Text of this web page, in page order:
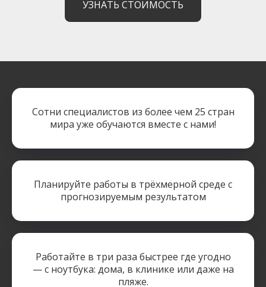
УЗНАТЬ СТОИМОСТЬ
Сотни специалистов из более чем 25 стран
мира уже обучаются вместе с нами!
Планируйте работы в трёхмерной среде с
прогнозируемым результатом
Работайте в три раза быстрее где угодно
— с ноутбука: дома, в клинике или даже на
пляже.